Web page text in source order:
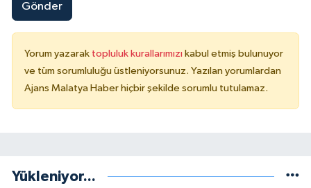
Gönder
Yorum yazarak topluluk kurallarımızı kabul etmiş bulunuyor
ve tüm sorumluluğu üstleniyorsunuz. Yazılan yorumlardan
Ajans Malatya Haber hiçbir şekilde sorumlu tutulamaz.
Yükleniyor...